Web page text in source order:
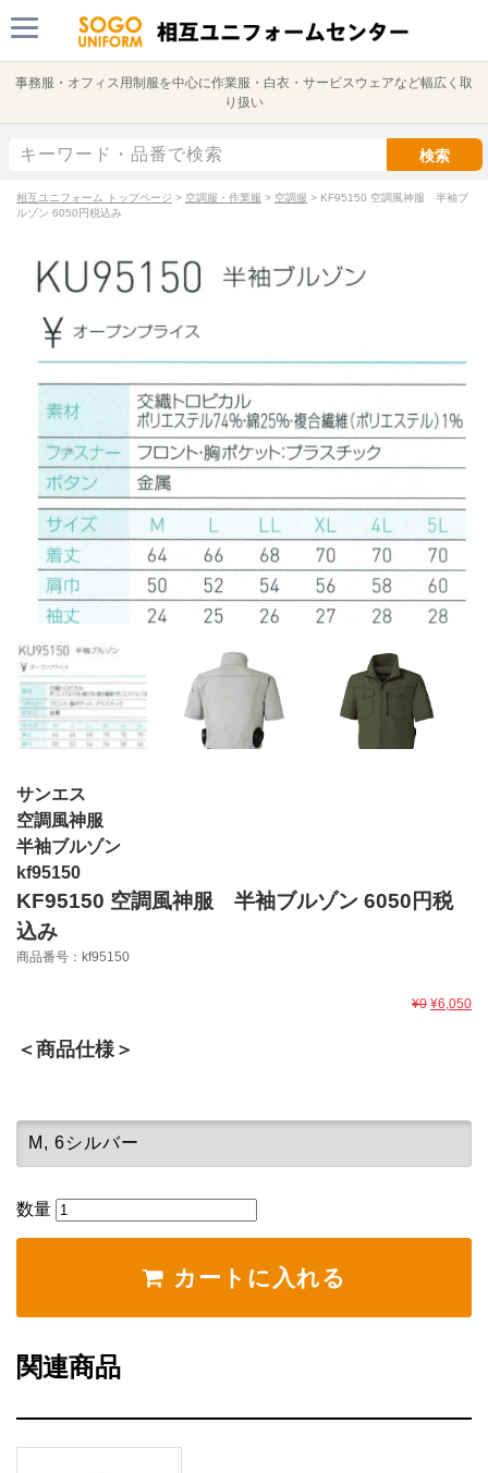
事務服・オフィス用制服を中心に作業服・白衣・サービスウェアなど幅広く取
り扱い
検索
相互ユニフォーム トップページ > 空調服・作業服 > 空調服 > KF95150 空調風神服 半袖ブ
ルゾン 6050円税込み
サンエス
空調風神服
半袖ブルゾン
kf95150
KF95150 空調風神服 半袖ブルゾン 6050円税
込み
商品番号：kf95150
¥0 ¥6,050
＜商品仕様＞
数量
カートに入れる
関連商品